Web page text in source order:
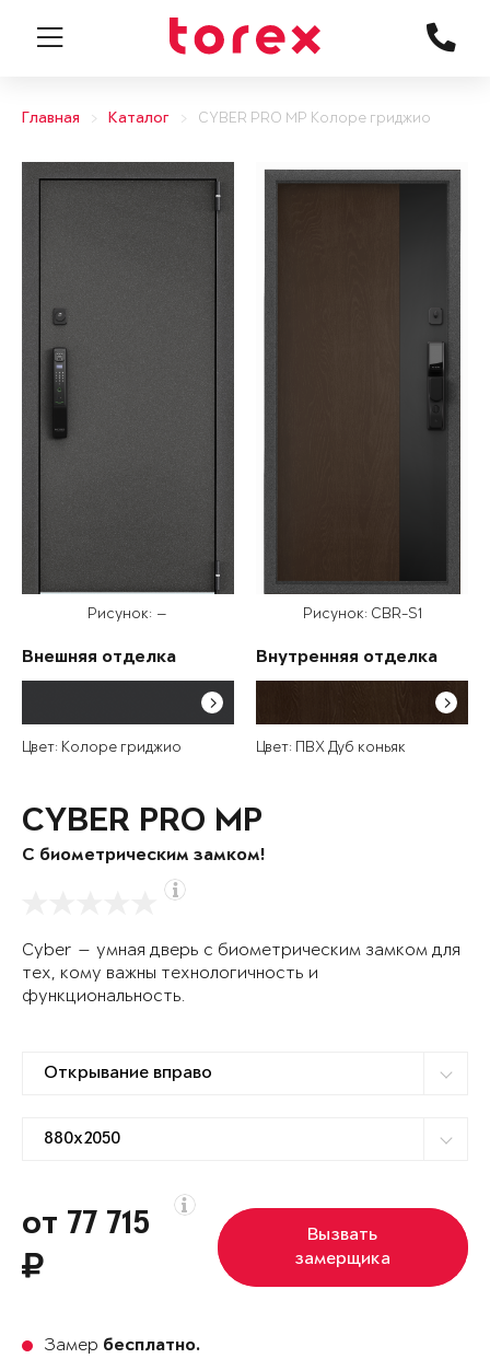
Главная Каталог CYBER PRO MP Колоре гриджио
Рисунок: —
Внешняя отделка
Цвет: Колоре гриджио
Рисунок: CBR-S1
Внутренняя отделка
Цвет: ПВХ Дуб коньяк
CYBER PRO MP
С биометрическим замком!
Cyber — умная дверь с биометрическим замком для
тех, кому важны технологичность и
функциональность.
от 77 715
Вызвать
замерщика
Замер бесплатно.